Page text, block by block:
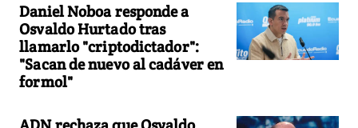
Daniel Noboa responde a
Osvaldo Hurtado tras
llamarlo "criptodictador":
"Sacan de nuevo al cadáver en
formol"